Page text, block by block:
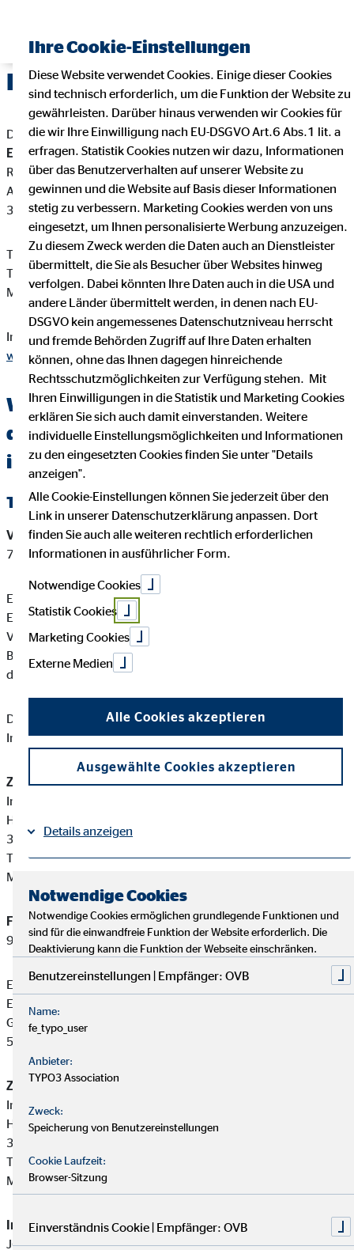
Impressum
Dieser Internetauftritt ist ein Angebot von:
Emanuel Warzecha
Regionaldirektor für die OVB Vermögensberatung AG
Agnes-Huenninger-Str. 2
36041 Fulda
Telefon: +49 661 933510
Telefax: +49 661 9335120
Mail:ewarzecha@ovb.de
Internet:https://www.ovb.de/finanzberater/fulda-emanuel-
warzecha.html
Wichtige Kundeninformationen über
den OVB Berater Emanuel Warzecha
in Fulda
Tätigkeitsart
Versicherungsvermittler-Registernummer:D-5SRE-JYBON-
78
Emanuel Warzecha ist ein Versicherungsvertreter mit
Erlaubnispflicht nach § 34 d Abs. 1 GewO, eingetragen in das
Vermittlerregister gemäß § 34d Abs. 10 GewO,
Bundesrepublik Deutschland Berufsrechtliche Regelung: § 34
d GewO, §§ 59 - 68 VVG, VersVermV
Diese berufsrechtlichen Regelungen können Sie auf folgender
Internetseite einsehen:www.gesetze-im-internet.de
Zuständige Erlaubnisbehörde:
Industrie- und Handelskammer Fulda
Heinrichstraße 8
36037 Fulda
Tel: +49 661 284-0
Mail:
Finanzanlagenvermittler-Registernummer:D-F-128-F9N4-
93
Emanuel Warzecha ist ein Finanzanlagenvermittler mit
Erlaubnispflicht nach § 34 f Abs. 1 Satz 1 Nummer 1 und 2
GewO, eingetragen in das Vermittlerregister gemäß § 34 f Abs.
5 GewO.
Zuständige Erlaubnisbehörde:
Industrie- und Handelskammer Fulda
Heinrichstraße 8
36037 Fulda
Tel: +49 661 284-0
Mail:info@fulda.ihk.de
Immobiliardarlehensvermittler-Registernummer:
J66D-80
Ihre Cookie-Einstellungen
Diese Website verwendet Cookies. Einige dieser Cookies
sind technisch erforderlich, um die Funktion der Website zu
gewährleisten. Darüber hinaus verwenden wir Cookies für
die wir Ihre Einwilligung nach EU-DSGVO Art.6 Abs.1 lit. a
erfragen. Statistik Cookies nutzen wir dazu, Informationen
über das Benutzerverhalten auf unserer Website zu
gewinnen und die Website auf Basis dieser Informationen
stetig zu verbessern. Marketing Cookies werden von uns
eingesetzt, um Ihnen personalisierte Werbung anzuzeigen.
Zu diesem Zweck werden die Daten auch an Dienstleister
übermittelt, die Sie als Besucher über Websites hinweg
verfolgen. Dabei könnten Ihre Daten auch in die USA und
andere Länder übermittelt werden, in denen nach EU-
DSGVO kein angemessenes Datenschutzniveau herrscht
und fremde Behörden Zugriff auf Ihre Daten erhalten
können, ohne das Ihnen dagegen hinreichende
Rechtsschutzmöglichkeiten zur Verfügung stehen. Mit
Ihren Einwilligungen in die Statistik und Marketing Cookies
erklären Sie sich auch damit einverstanden. Weitere
individuelle Einstellungsmöglichkeiten und Informationen
zu den eingesetzten Cookies finden Sie unter "Details
anzeigen".
Alle Cookie-Einstellungen können Sie jederzeit über den
Link in unserer Datenschutzerklärung anpassen. Dort
finden Sie auch alle weiteren rechtlich erforderlichen
Informationen in ausführlicher Form.
Notwendige Cookies
Statistik Cookies
Marketing Cookies
Externe Medien
Alle Cookies akzeptieren
Ausgewählte Cookies akzeptieren
Details anzeigen
Notwendige Cookies
Notwendige Cookies ermöglichen grundlegende Funktionen und
sind für die einwandfreie Funktion der Website erforderlich. Die
Deaktivierung kann die Funktion der Webseite einschränken.
Benutzereinstellungen | Empfänger: OVB
Name:
fe_typo_user
Anbieter:
TYPO3 Association
Zweck:
Speicherung von Benutzereinstellungen
Cookie Laufzeit:
Browser-Sitzung
Einverständnis Cookie | Empfänger: OVB